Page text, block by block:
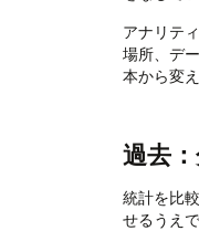
アナリテ
場所、デ
本から変
過去
統計を比
せるうえ